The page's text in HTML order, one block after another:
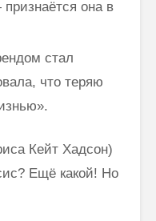
она в
стал
что теряю
Кейт Хадсон)
Ещё какой! Но